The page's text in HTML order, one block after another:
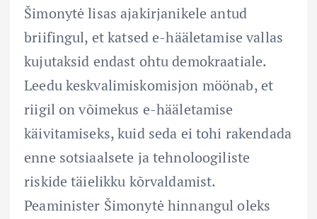
Šimonytė lisas ajakirjanikele antud
briifingul, et katsed e-hääletamise vallas
kujutaksid endast ohtu demokraatiale.
Leedu keskvalimiskomisjon möönab, et
riigil on võimekus e-hääletamise
käivitamiseks, kuid seda ei tohi rakendada
enne sotsiaalsete ja tehnoloogiliste
riskide täielikku kõrvaldamist.
Peaminister Šimonytė hinnangul oleks